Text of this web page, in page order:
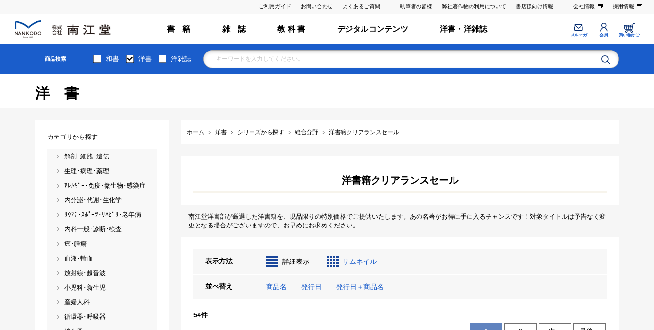
ご利用ガイド お問い合わせ よくあるご質問 執筆者の皆様 弊社著作物の利用について 書店様向け情報 会社情報 採用情報
書 籍 雑 誌 教 科 書 デジタルコンテンツ 洋書・洋雑誌
メルマガ 会員 買い物かご
商品検索 和書 洋書 洋雑誌
洋書
ホーム 洋書 シリーズから探す 総合分野 洋書籍クリアランスセール
洋書籍クリアランスセール
南江堂洋書部が厳選した洋書籍を、現品限りの特別価格でご提供いたします。あの名著がお得に手に入るチャンスです！対象タイトルは予告なく変
更となる場合がございますので、お早めにお求めください。
表示方法 詳細表示 サムネイル
並べ替え 商品名 発行日 発行日＋商品名
54件
カテゴリから探す
解剖･細胞･遺伝
生理･病理･薬理
ｱﾚﾙｷﾞｰ･免疫･微生物･感染症
内分泌･代謝･生化学
ﾘｳﾏﾁ･ｽﾎﾟｰﾂ･ﾘﾊﾋﾞﾘ･老年病
内科一般･診断･検査
癌･腫瘍
血液･輸血
放射線･超音波
小児科･新生児
産婦人科
循環器･呼吸器